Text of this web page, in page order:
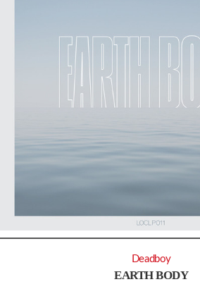
EARTH BODY
Deadboy